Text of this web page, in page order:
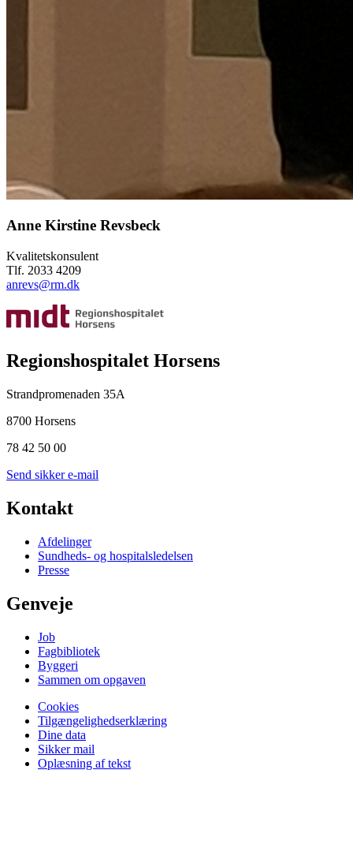
Anne Kirstine Revsbeck
Kvalitetskonsulent
Tlf. 2033 4209
anrevs@rm.dk
Regionshospitalet Horsens
Strandpromenaden 35A
8700 Horsens
78 42 50 00
Send sikker e-mail
Kontakt
Afdelinger
Sundheds- og hospitalsledelsen
Presse
Genveje
Job
Fagbibliotek
Byggeri
Sammen om opgaven
Cookies
Tilgængelighedserklæring
Dine data
Sikker mail
Oplæsning af tekst